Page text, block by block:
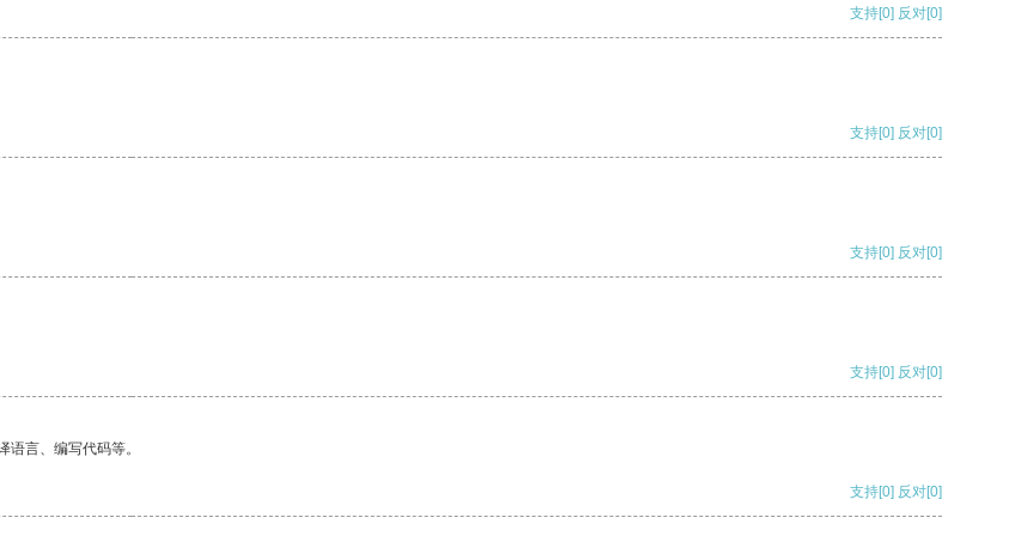
支持[0] 反对[0]
支持[0] 反对[0]
支持[0] 反对[0]
支持[0] 反对[0]
言、编写代码等。
支持[0] 反对[0]